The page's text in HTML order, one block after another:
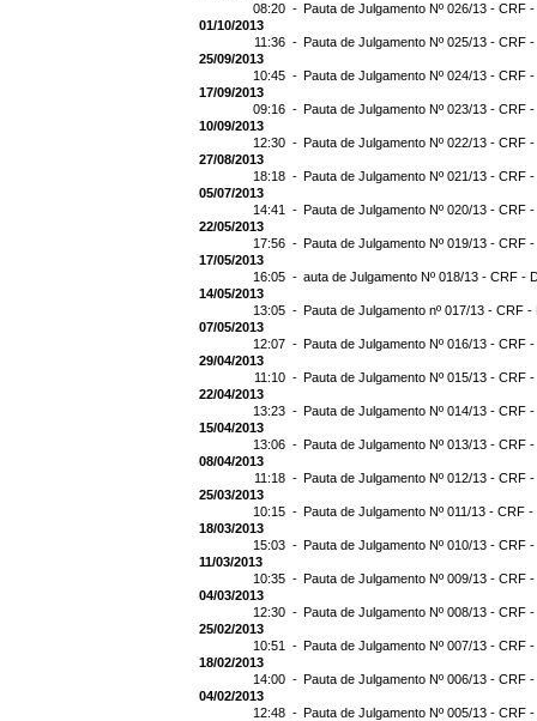
08:20 - Pauta de Julgamento Nº 026/13 - CRF
01/10/2013
11:36 - Pauta de Julgamento Nº 025/13 - CRF
25/09/2013
10:45 - Pauta de Julgamento Nº 024/13 - CRF
17/09/2013
09:16 - Pauta de Julgamento Nº 023/13 - CRF
10/09/2013
12:30 - Pauta de Julgamento Nº 022/13 - CRF
27/08/2013
18:18 - Pauta de Julgamento Nº 021/13 - CRF
05/07/2013
14:41 - Pauta de Julgamento Nº 020/13 - CRF
22/05/2013
17:56 - Pauta de Julgamento Nº 019/13 - CRF
17/05/2013
16:05 - auta de Julgamento Nº 018/13 - CRF -
14/05/2013
13:05 - Pauta de Julgamento nº 017/13 - CRF -
07/05/2013
12:07 - Pauta de Julgamento Nº 016/13 - CRF
29/04/2013
11:10 - Pauta de Julgamento Nº 015/13 - CRF
22/04/2013
13:23 - Pauta de Julgamento Nº 014/13 - CRF
15/04/2013
13:06 - Pauta de Julgamento Nº 013/13 - CRF
08/04/2013
11:18 - Pauta de Julgamento Nº 012/13 - CRF
25/03/2013
10:15 - Pauta de Julgamento Nº 011/13 - CRF
18/03/2013
15:03 - Pauta de Julgamento Nº 010/13 - CRF
11/03/2013
10:35 - Pauta de Julgamento Nº 009/13 - CRF
04/03/2013
12:30 - Pauta de Julgamento Nº 008/13 - CRF
25/02/2013
10:51 - Pauta de Julgamento Nº 007/13 - CRF
18/02/2013
14:00 - Pauta de Julgamento Nº 006/13 - CRF
04/02/2013
12:48 - Pauta de Julgamento Nº 005/13 - CRF